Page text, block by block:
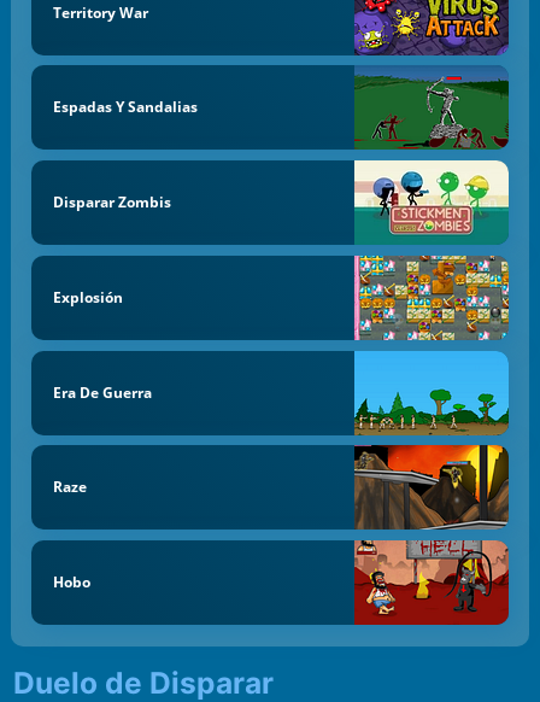
Territory War
Espadas Y Sandalias
Disparar Zombis
Explosión
Era De Guerra
Raze
Hobo
Duelo de Disparar